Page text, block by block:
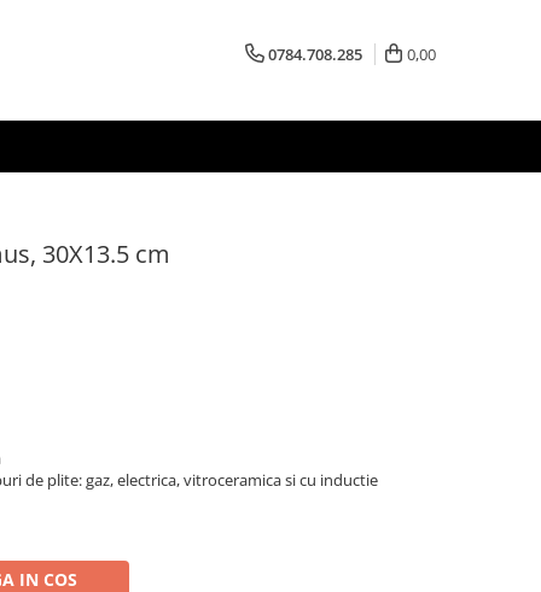
0784.708.285 0,00
30X13.5 cm
de plite: gaz, electrica, vitroceramica si cu inductie
IN COS